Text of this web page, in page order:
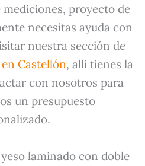
proyecto de
necesitas ayuda con
nuestra sección de
Castellón, allí tienes la
con nosotros para
un presupuesto
laminado con doble